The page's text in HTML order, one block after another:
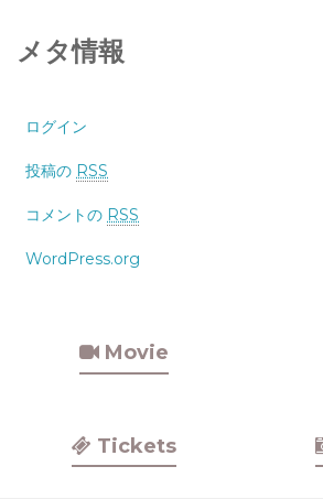
メタ情報
ログイン
投稿の RSS
コメントの RSS
WordPress.org
Movie
Tickets